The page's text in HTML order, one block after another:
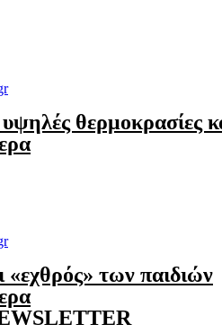
θερμοκρασίες
των παιδιών